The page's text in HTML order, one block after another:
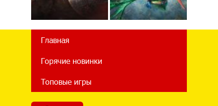
Главная
Горячие новинки
Топовые игры